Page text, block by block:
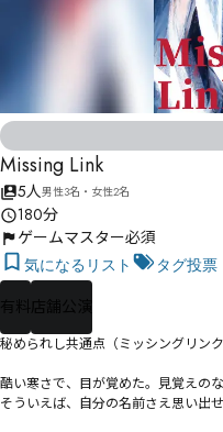
Missing Link
5人男性3名・女性2名
180分
ゲームマスター必須
気になるリスト タグ投票
有料 店舗公演
――秘められし共通点（ミッシングリン
酷い寒さで、目が覚めた。見覚えの
そういえば、自分の名前さえ思い出せ